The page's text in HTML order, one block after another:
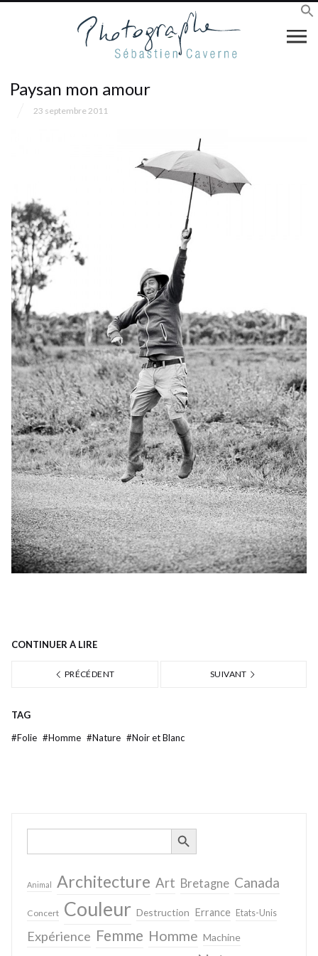
Paysan mon amour
23 septembre 2011
CONTINUER À LIRE
PRÉCÉDENT SUIVANT
TAG
#Folie #Homme #Nature #Noir et Blanc
Search
SEARCH BUTTON
Animal Architecture Art Bretagne Canada
Concert Couleur Destruction Errance Etats-Unis
Expérience Femme Homme Machine